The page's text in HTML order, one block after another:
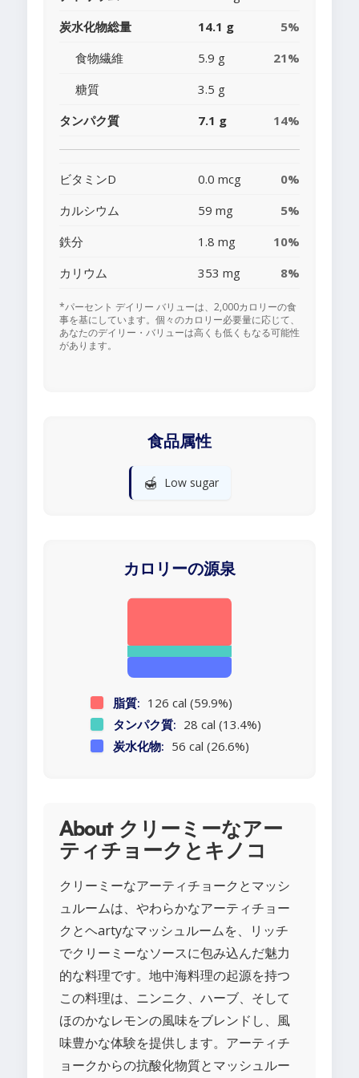
炭水化物総量
14.1 g
5%
食物繊維
5.9 g
21%
糖質
3.5 g
タンパク質
7.1 g 14%
ビタミンD 0.0 mcg
0%
カルシウム
59 mg
5%
鉄分
1.8 mg
10%
カリウム
353 mg 8%
*パーセント デイリー バリューは、2,000カロリーの食
事を基にしています。個々のカロリー必要量に応じて、
あなたのデイリー・バリューは高くも低くもなる可能性
があります。
食品属性
🍯 Low sugar
カロリーの源泉
脂質: 126 cal (59.9%)
タンパク質: 28 cal (13.4%)
炭水化物: 56 cal (26.6%)
About クリーミーなアー
ティチョークとキノコ
クリーミーなアーティチョークとマッシ
ュルームは、やわらかなアーティチョー
クとヘartyなマッシュルームを、リッチ
でクリーミーなソースに包み込んだ魅力
的な料理です。地中海料理の起源を持つ
この料理は、ニンニク、ハーブ、そして
ほのかなレモンの風味をブレンドし、風
味豊かな体験を提供します。アーティチ
ョークからの抗酸化物質とマッシュルー